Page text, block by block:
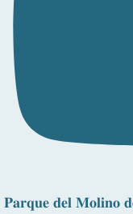
𝐏𝐚𝐫𝐪𝐮𝐞 𝐝𝐞𝐥